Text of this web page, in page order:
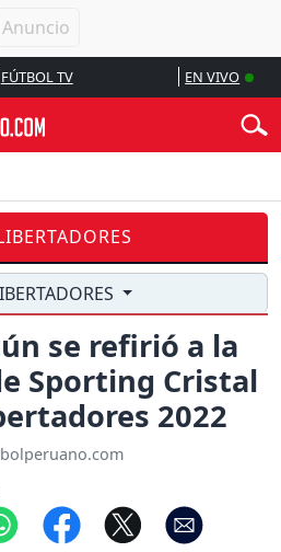
FÚTBOL TV EN VIVO
se refirió a la
Sporting Cristal
2022